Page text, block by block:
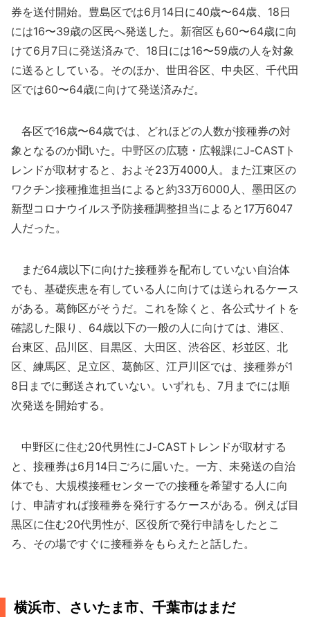
券を送付開始。豊島区では6月14日に40歳〜64歳、18日
には16〜39歳の区民へ発送した。新宿区も60〜64歳に向
けて6月7日に発送済みで、18日には16〜59歳の人を対象
に送るとしている。そのほか、世田谷区、中央区、千代田
区では60〜64歳に向けて発送済みだ。
各区で16歳〜64歳では、どれほどの人数が接種券の対
象となるのか聞いた。中野区の広聴・広報課にJ-CASTト
レンドが取材すると、およそ23万4000人。また江東区の
ワクチン接種推進担当によると約33万6000人、墨田区の
新型コロナウイルス予防接種調整担当によると17万6047
人だった。
まだ64歳以下に向けた接種券を配布していない自治体
でも、基礎疾患を有している人に向けては送られるケース
がある。葛飾区がそうだ。これを除くと、各公式サイトを
確認した限り、64歳以下の一般の人に向けては、港区、
台東区、品川区、目黒区、大田区、渋谷区、杉並区、北
区、練馬区、足立区、葛飾区、江戸川区では、接種券が1
8日までに郵送されていない。いずれも、7月までには順
次発送を開始する。
中野区に住む20代男性にJ-CASTトレンドが取材する
と、接種券は6月14日ごろに届いた。一方、未発送の自治
体でも、大規模接種センターでの接種を希望する人に向
け、申請すれば接種券を発行するケースがある。例えば目
黒区に住む20代男性が、区役所で発行申請をしたとこ
ろ、その場ですぐに接種券をもらえたと話した。
横浜市、さいたま市、千葉市はまだ